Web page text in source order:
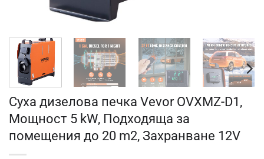
Суха дизелова печка Vevor OVXMZ-D1,
Мощност 5 kW, Подходяща за
помещения до 20 m2, Захранване 12V